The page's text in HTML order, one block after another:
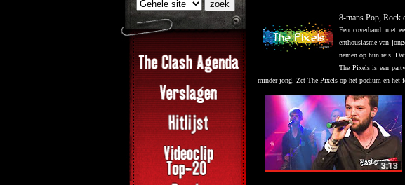
8-mans Pop, Rock
Een coverband met
enthousiasme van
nemen op hun reis.
The Pixels is een
minder jong. Zet The Pixels op het podium en het